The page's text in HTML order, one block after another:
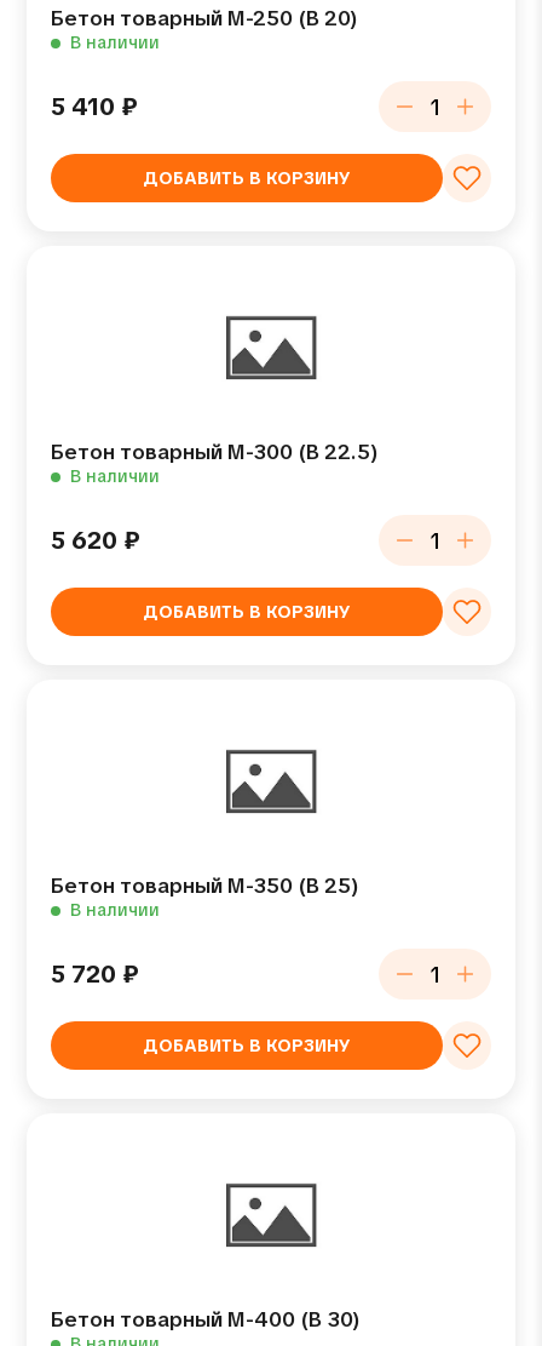
Бетон товарный М-250 (В 20)
В наличии
5 410 ₽
ДОБАВИТЬ В КОРЗИНУ
Бетон товарный М-300 (В 22.5)
В наличии
5 620 ₽
ДОБАВИТЬ В КОРЗИНУ
Бетон товарный М-350 (В 25)
В наличии
5 720 ₽
ДОБАВИТЬ В КОРЗИНУ
Бетон товарный М-400 (В 30)